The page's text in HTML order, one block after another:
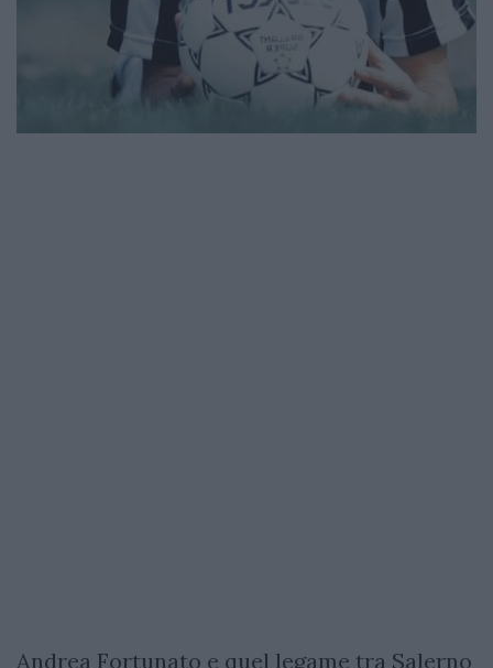
Andrea Fortunato e quel legame tra Salerno